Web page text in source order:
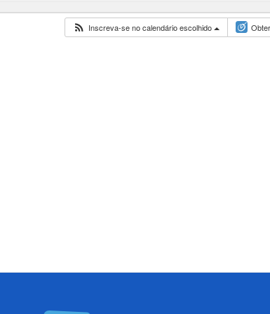
Inscreva-se no calendário escolhido